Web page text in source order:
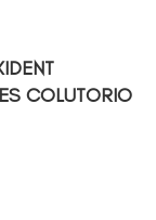
COLUTORIO